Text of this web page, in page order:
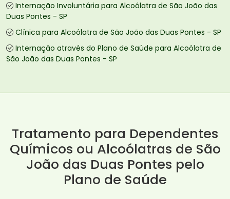
Internação Involuntária para Alcoólatra de São João das
Duas Pontes - SP
Clínica para Alcoólatra de São João das Duas Pontes - SP
Internação através do Plano de Saúde para Alcoólatra de
São João das Duas Pontes - SP
Tratamento para Dependentes
Químicos ou Alcoólatras de São
João das Duas Pontes pelo
Plano de Saúde